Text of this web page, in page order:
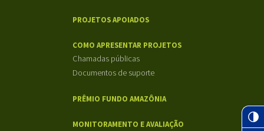
PROJETOS APOIADOS
COMO APRESENTAR PROJETOS
Chamadas públicas
Documentos de suporte
PRÊMIO FUNDO AMAZÔNIA
MONITORAMENTO E AVALIAÇÃO